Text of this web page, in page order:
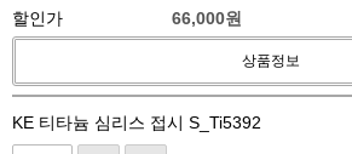
할인가
66,000원
상품정보
KE 티타늄 심리스 접시 S_Ti5392